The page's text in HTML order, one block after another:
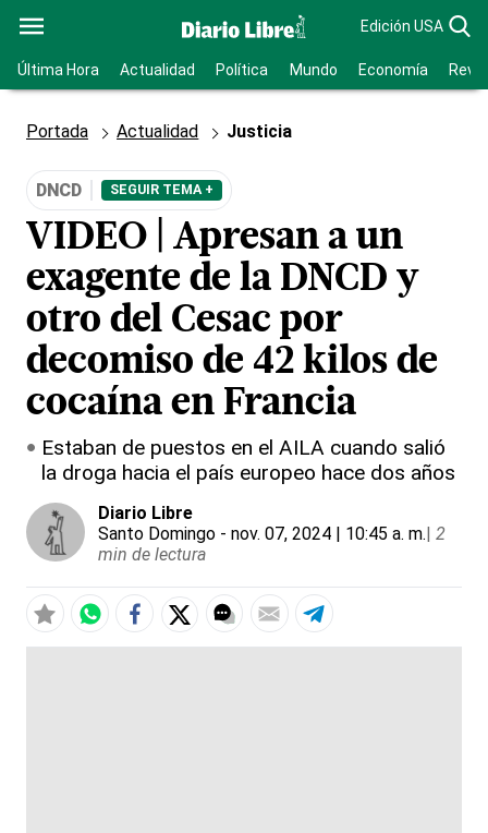
Edición USA
Última Hora Actualidad Política Mundo Economía
Portada Actualidad Justicia
DNCD SEGUIR TEMA +
VIDEO | Apresan a un
exagente de la DNCD y
otro del Cesac por
decomiso de 42 kilos de
cocaína en Francia
Estaban de puestos en el AILA cuando salió
la droga hacia el país europeo hace dos años
Diario Libre
Santo Domingo - nov. 07, 2024 | 10:45 a. m.| 2
min de lectura